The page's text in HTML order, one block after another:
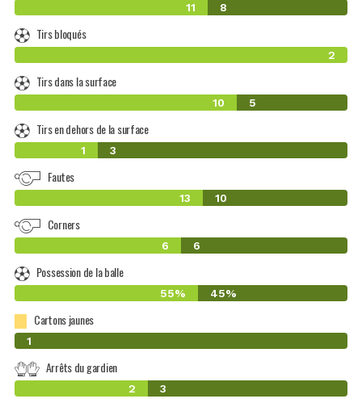
11 8
Tirs bloqués
2
Tirs dans la surface
10 5
Tirs en dehors de la surface
1 3
Fautes
13 10
Corners
6 6
Possession de la balle
55% 45%
Cartons jaunes
0
1
Arrêts du gardien
2 3